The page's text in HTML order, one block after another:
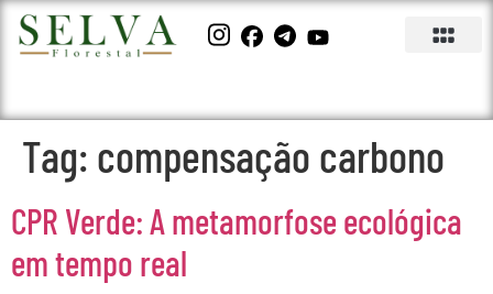
Tag: compensação carbono
CPR Verde: A metamorfose ecológica
em tempo real